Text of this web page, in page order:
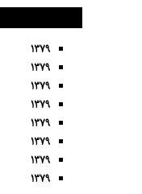
۱۳۷۹
۱۳۷۹
۱۳۷۹
۱۳۷۹
۱۳۷۹
۱۳۷۹
۱۳۷۹
۱۳۷۹